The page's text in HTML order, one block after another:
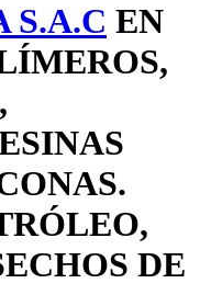
S.A.C EN
DE